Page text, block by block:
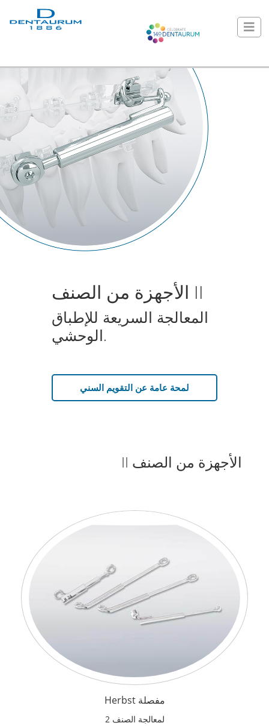
الأجهزة من الصنف II
المعالجة السريعة للإطباق
الوحشي.
لمحة عامة عن التقويم السني
الأجهزة من الصنف II
مفصلة Herbst
لمعالجة الصنف 2